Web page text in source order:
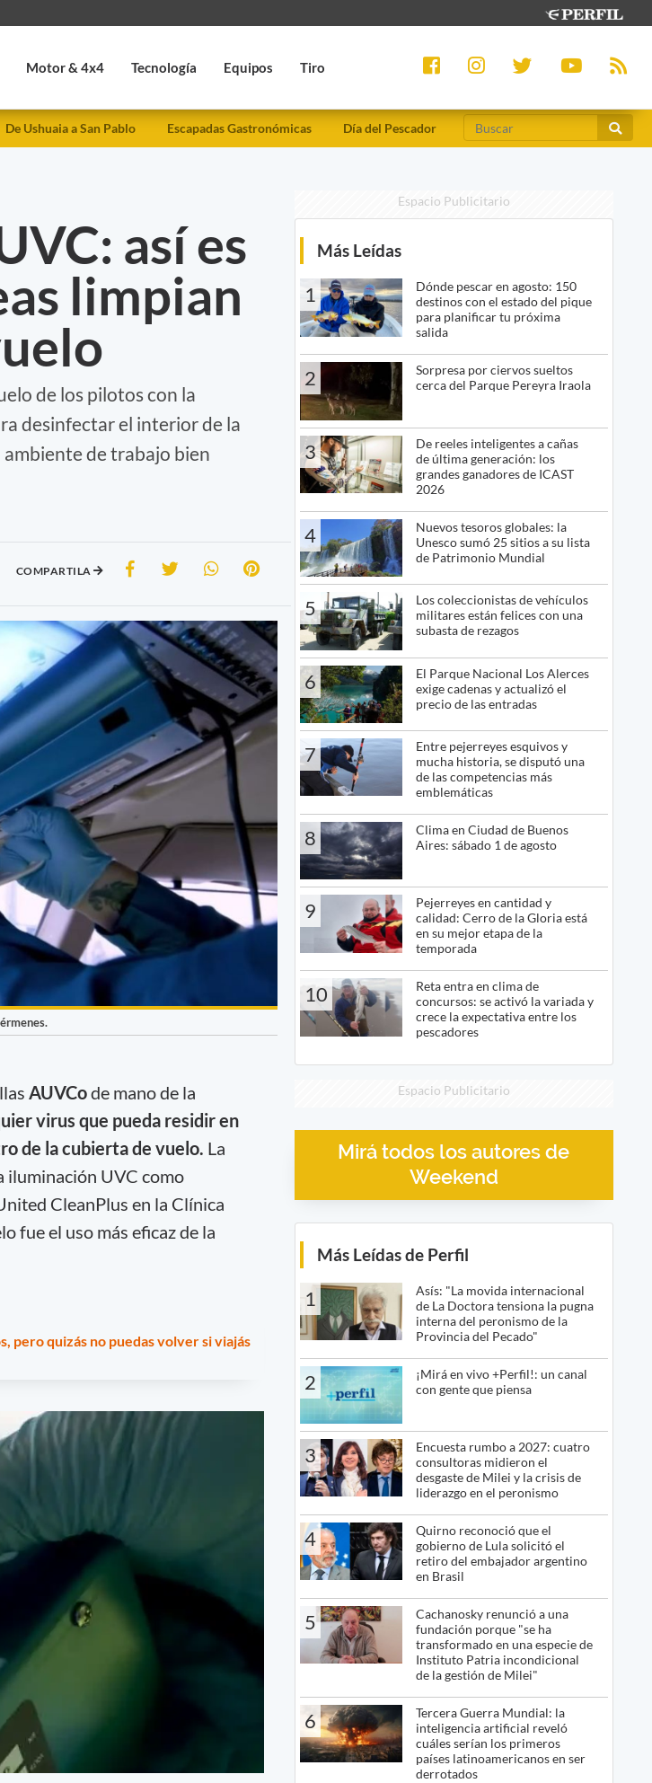
Motor & 4x4 Tecnología Equipos Tiro
De Ushuaia a San Pablo Escapadas Gastronómicas Día del Pescador
así es
limpian
de los pilotos con la
desinfectar el interior de la
de trabajo bien
COMPARTILA
AUVCode mano de la
virus que pueda residir en
de la cubierta de vuelo. La
iluminación UVC como
CleanPlus en la Clínica
fue el uso más eficaz de la
pero quizás no puedas volver si viajás
Espacio Publicitario
Más Leídas
1
Dónde pescar en agosto: 150
destinos con el estado del pique
para planificar tu próxima
salida
2
Sorpresa por ciervos sueltos
cerca del Parque Pereyra Iraola
3
De reeles inteligentes a cañas
de última generación: los
grandes ganadores de ICAST
2026
4
Nuevos tesoros globales: la
Unesco sumó 25 sitios a su lista
de Patrimonio Mundial
5
Los coleccionistas de vehículos
militares están felices con una
subasta de rezagos
6
El Parque Nacional Los Alerces
exige cadenas y actualizó el
precio de las entradas
7
Entre pejerreyes esquivos y
mucha historia, se disputó una
de las competencias más
emblemáticas
8
Clima en Ciudad de Buenos
Aires: sábado 1 de agosto
9
Pejerreyes en cantidad y
calidad: Cerro de la Gloria está
en su mejor etapa de la
temporada
10
Reta entra en clima de
concursos: se activó la variada y
crece la expectativa entre los
pescadores
Espacio Publicitario
Mirá todos los autores de
Weekend
Más Leídas de Perfil
1
Asís: "La movida internacional
de La Doctora tensiona la pugna
interna del peronismo de la
Provincia del Pecado"
2
¡Mirá en vivo +Perfil!: un canal
con gente que piensa
3
Encuesta rumbo a 2027: cuatro
consultoras midieron el
desgaste de Milei y la crisis de
liderazgo en el peronismo
4
Quirno reconoció que el
gobierno de Lula solicitó el
retiro del embajador argentino
en Brasil
5
Cachanosky renunció a una
fundación porque "se ha
transformado en una especie de
Instituto Patria incondicional
de la gestión de Milei"
6
Tercera Guerra Mundial: la
inteligencia artificial reveló
cuáles serían los primeros
países latinoamericanos en ser
derrotados